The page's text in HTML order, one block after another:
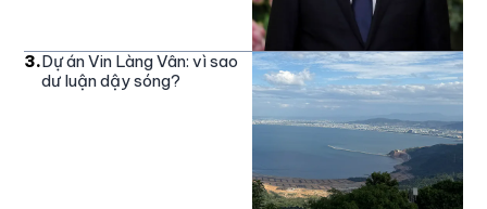
3.Dự án Vin Làng Vân: vì sao
dư luận dậy sóng?